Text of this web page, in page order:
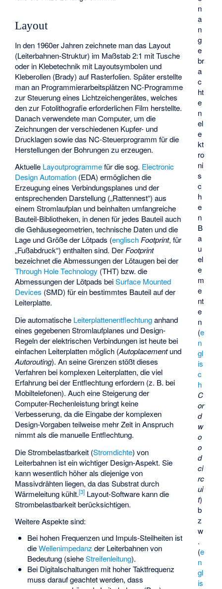
n
a
n
g
e
br
a
c
ht
e
n
el
e
kt
ro
ni
s
c
h
e
n
B
a
u
el
e
m
e
nt
e
n
(e
n
gl
is
c
h
C
or
d
w
o
o
d
ci
rc
ui
t)
b
z
w
.
(e
n
gl
is
Layout
In den 1960er Jahren zeichnete man das Layout
(Leiterbahnen-Struktur) im Maßstab 2:1 mit Tusche
oder in Klebetechnik mit Layoutsymbolen und
Kleberollen (Brady) auf Rasterfolien. Später erstellte
man an Programmierarbeitsplätzen NC-Programme
zur Steuerung eines Lichtzeichengerätes, welches
den zur Fotolithografie erforderlichen Film herstellte.
Danach verwendete man Computer, um die
Zeichnungen der verschiedenen Kupfer- und
Drucklagen sowie das NC-Steuerprogramm für die
Herstellungen der Bohrungen zu erzeugen.
Aktuelle Layoutprogrammefür die sog. Electronic
Design Automation (EDA) ermöglichen die
Erzeugung eines Verbindungsplanes und der
entsprechenden Darstellung („Rattennest“) aus
einem Stromlaufplan und beinhalten umfangreiche
Bauteil-Bibliotheken, in denen für jedes Bauteil auch
die Gehäusegeometrien, technische Daten und die
Lage und Größe der Lötpads (englisch Footprint, für
„Fußabdruck“) enthalten sind. DerFootprint
bezeichnet die Abmessungen der Lötaugenbei der
Through Hole Technology (THT) bzw. die
Abmessungen der Lötpads beiSurface Mounted
Devices (SMD) für ein bestimmtes Bauteil auf der
Leiterplatte.
Die automatische Leiterplattenentflechtunganhand
eines gegebenen Stromlaufplanes und Design-
Regeln der elektrischen Verbindungen ist heute bei
einfachen Leiterplatten möglich (Autoplacementund
Autorouting). An seine Grenzen stößt dieses
Verfahren bei komplexen Leiterplatten, die viel
Erfahrung bei der Entflechtung erfordern (z. B. bei
Mobiltelefonen). Auch eine Steigerung der
Computer-Rechenleistung bringt keine
Verbesserung, da die Eingabe der komplexen
Design-Vorgaben teilweise mehr Zeit in Anspruch
nimmt als die manuelle Entflechtung.
Die Strombelastbarkeit (Stromdichte) von
Leiterbahnen ist ein wichtiger Design-Aspekt. Sie
kann wesentlich höher als diejenige von
Massivdrähten liegen, da das Substrat durch
Wärmeleitung kühlt.[3] Layout-Software kann die
Strombelastbarkeit berücksichtigen.
Weitere Aspekte sind:
Bei hohen Frequenzen und Impuls-Steilheiten ist
dieWellenimpedanz der Leiterbahnen von
Bedeutung (sieheStreifenleitung).
Bei Digitalschaltungen mit hoher Taktfrequenz
muss darauf geachtet werden, dass